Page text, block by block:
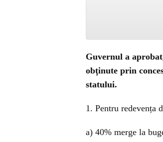
Guvernul a
obţinute prin
statului.
1. Pentru redevența
a) 40% merge la